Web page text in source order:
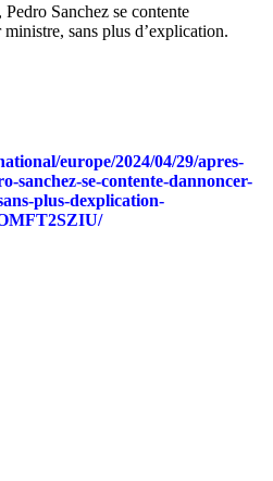
Sanchez se contente
sans plus d’explication.
europe/2024/04/29/apres-
sanchez-se-contente-dannoncer-
plus-dexplication-